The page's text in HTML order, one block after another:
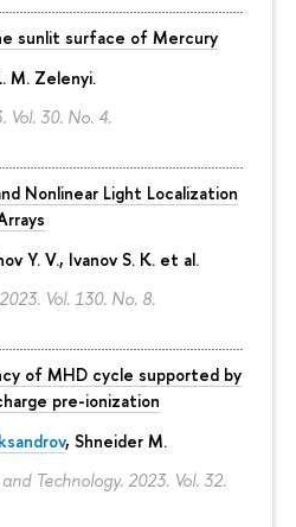
sunlit surface of Mercury
M. Zelenyi.
Vol. 30. No. 4.
Nonlinear Light Localization
Y. V., Ivanov S. K. et al.
Vol. 130. No. 8.
of MHD cycle supported by
pre-ionization
, Shneider M.
Technology. 2023. Vol. 32.